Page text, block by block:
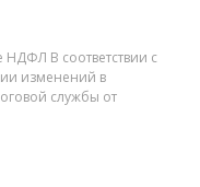
НДФЛ В соответствии с
изменений в
службы от